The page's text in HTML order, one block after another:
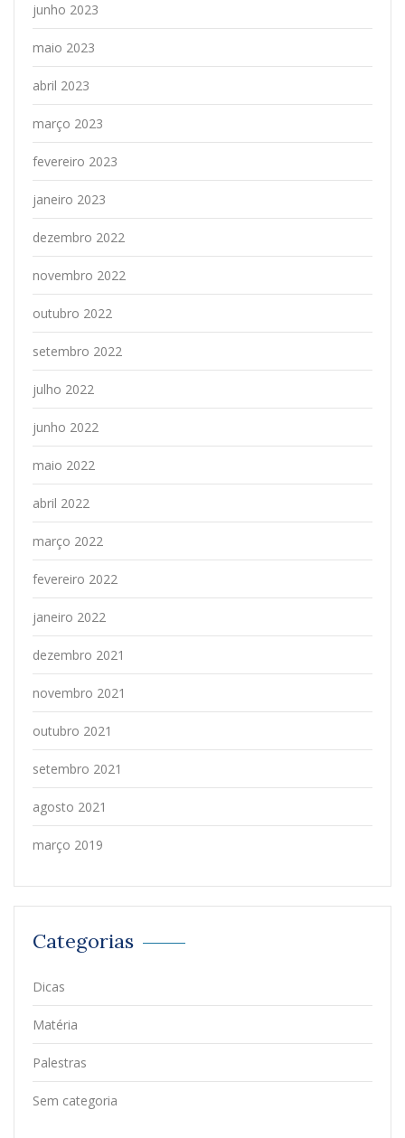
junho 2023
maio 2023
abril 2023
março 2023
fevereiro 2023
janeiro 2023
dezembro 2022
novembro 2022
outubro 2022
setembro 2022
julho 2022
junho 2022
maio 2022
abril 2022
março 2022
fevereiro 2022
janeiro 2022
dezembro 2021
novembro 2021
outubro 2021
setembro 2021
agosto 2021
março 2019
Categorias
Dicas
Matéria
Palestras
Sem categoria